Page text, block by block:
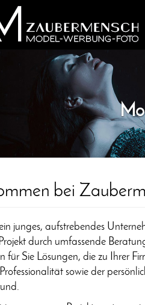
bei
junges, aufstrebendes
durch umfassende
für Sie Lösungen, die zu Ihrer
sowie der